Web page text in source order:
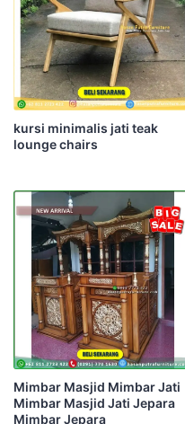
kursi minimalis jati teak
lounge chairs
Mimbar Masjid Mimbar Jati
Mimbar Masjid Jati Jepara
Mimbar Jepara